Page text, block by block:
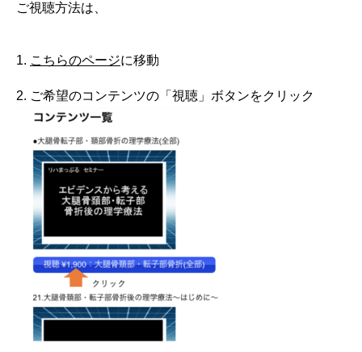
ご視聴方法は、
1. こちらのページに移動
2. ご希望のコンテンツの「視聴」ボタンをクリック